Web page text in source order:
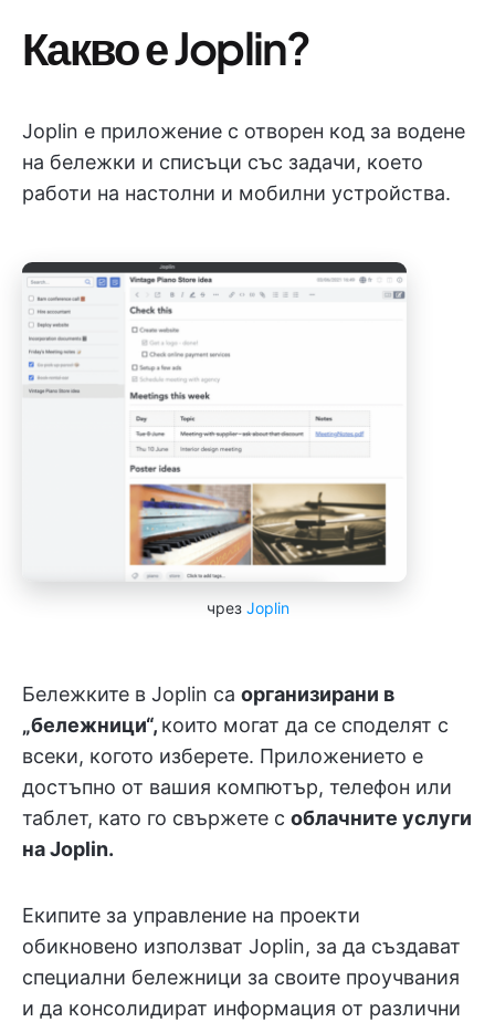
Какво е Joplin?
Joplin е приложение с отворен код за водене
на бележки и списъци със задачи, което
работи на настолни и мобилни устройства.
чрез Joplin
Бележките в Joplin са организирани в
„бележници“, които могат да се споделят с
всеки, когото изберете. Приложението е
достъпно от вашия компютър, телефон или
таблет, като го свържете с облачните услуги
на Joplin.
Екипите за управление на проекти
обикновено използват Joplin, за да създават
специални бележници за своите проучвания
и да консолидират информация от различни